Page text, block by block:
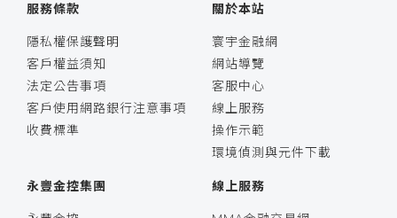
服務條款
隱私權保護聲明
客戶權益須知
法定公告事項
客戶使用網路銀行注意事項
收費標準
關於本站
寰宇金融網
網站導覽
客服中心
線上服務
操作示範
環境偵測與元件下載
永豐金控集團 線上服務